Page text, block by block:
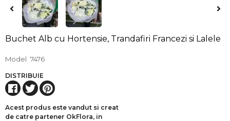
Buchet Alb cu Hortensie, Trandafiri Francezi si Lalele
Model 7476
DISTRIBUIE
Acest produs este vandut si creat
de catre partener OkFlora, in